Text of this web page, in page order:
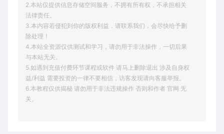
2.本站仅提供信息存储空间服务，不拥有所有权，不承担相关
法律责任。
3.本内容若侵犯到你的版权利益，请联系我们，会尽快给予删
除处理！
4.本站全资源仅供测试和学习，请勿用于非法操作，一切后果
与本站无关。
5.如遇到充值付费环节课程或软件 请马上删除退出 涉及自身权
益/利益 需要投资的一律不要相信，访客发现请向客服举报。
6.本教程仅供揭秘 请勿用于非法违规操作 否则和作者 官网 无
关。